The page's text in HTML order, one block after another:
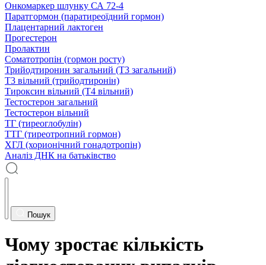
Онкомаркер шлунку СА 72-4
Паратгормон (паратиреоїдний гормон)
Плацентарний лактоген
Прогестерон
Пролактин
Соматотропін (гормон росту)
Трийодтиронин загальний (Т3 загальний)
Т3 вільний (трийодтиронін)
Тироксин вільний (Т4 вільний)
Тестостерон загальний
Тестостерон вільний
ТГ (тиреоглобулін)
ТТГ (тиреотропний гормон)
ХГЛ (хорионічний гонадотропін)
Аналіз ДНК на батьківство
Пошук
Чому зростає кількість